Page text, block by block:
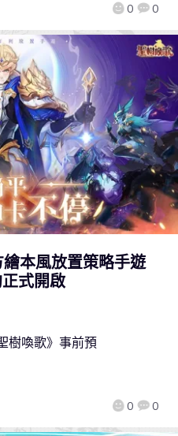
0 0
繪本風放置策略手遊
式開啟
0 0
樹喚歌》事前預